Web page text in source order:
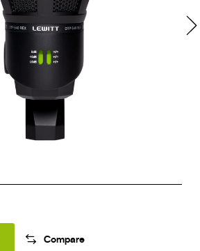
Compare